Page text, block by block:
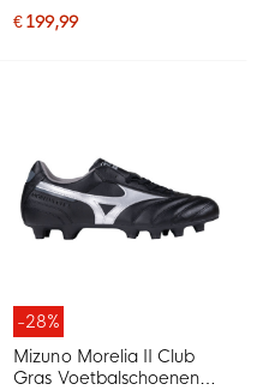
Wit Limoen Oranje
€ 199,99
-28%
Mizuno Morelia II Club
Gras Voetbalschoenen